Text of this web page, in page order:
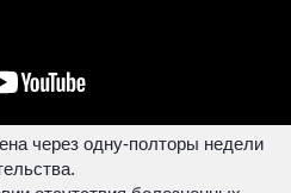
через одну-полторы недели